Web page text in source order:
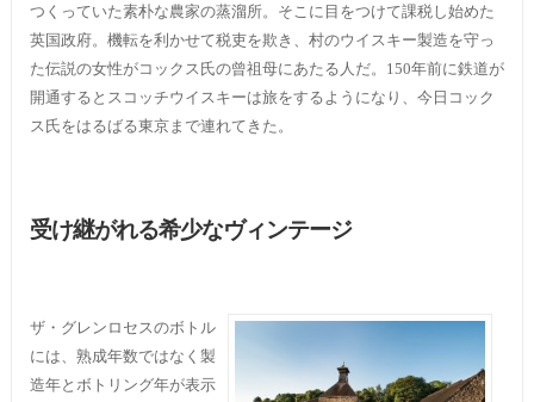
つくっていた素朴な農家の蒸溜所。そこに目をつけて課税し始めた
英国政府。機転を利かせて税吏を欺き、村のウイスキー製造を守っ
た伝説の女性がコックス氏の曾祖母にあたる人だ。150年前に鉄道が
開通するとスコッチウイスキーは旅をするようになり、今日コック
ス氏をはるばる東京まで連れてきた。
受け継がれる希少なヴィンテージ
ザ・グレンロセスのボトル
には、熟成年数ではなく製
造年とボトリング年が表示